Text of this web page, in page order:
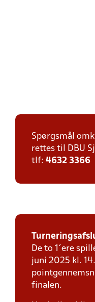
Spørgsmål
rettes til DBU
tlf: 4632 3366
De to 1´ere
juni 2025 kl.
finalen.